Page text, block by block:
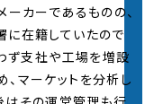
更新しました。
更新しました。
ーカーであるものの、
在籍していたので
ず支社や工場を増設
マーケットを分析し